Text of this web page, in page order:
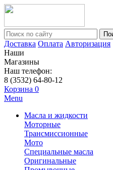
Доставка Оплата Авторизация
Наши
Магазины
Наш телефон:
8 (3532) 64-80-12
Корзина 0
Menu
Масла и жидкости
Моторные
Трансмиссионные
Мото
Специальные масла
Оригинальные